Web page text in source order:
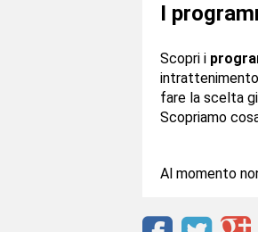
I
Scopri i
fare la scelta
Scopriamo
Al momento